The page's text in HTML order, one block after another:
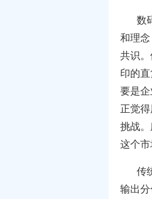
数
和理
共识
印的
要是
正觉
挑战
这个
传
输出